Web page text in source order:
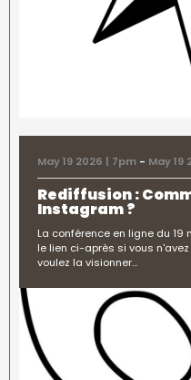
May 19 2026 | 7pm - May 19
Rediffusion :
Instagram ?
La conférence en ligne du
le lien ci-après si vous
voulez la visionner…